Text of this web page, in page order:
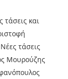
και
τάσεις
Μουρούζης